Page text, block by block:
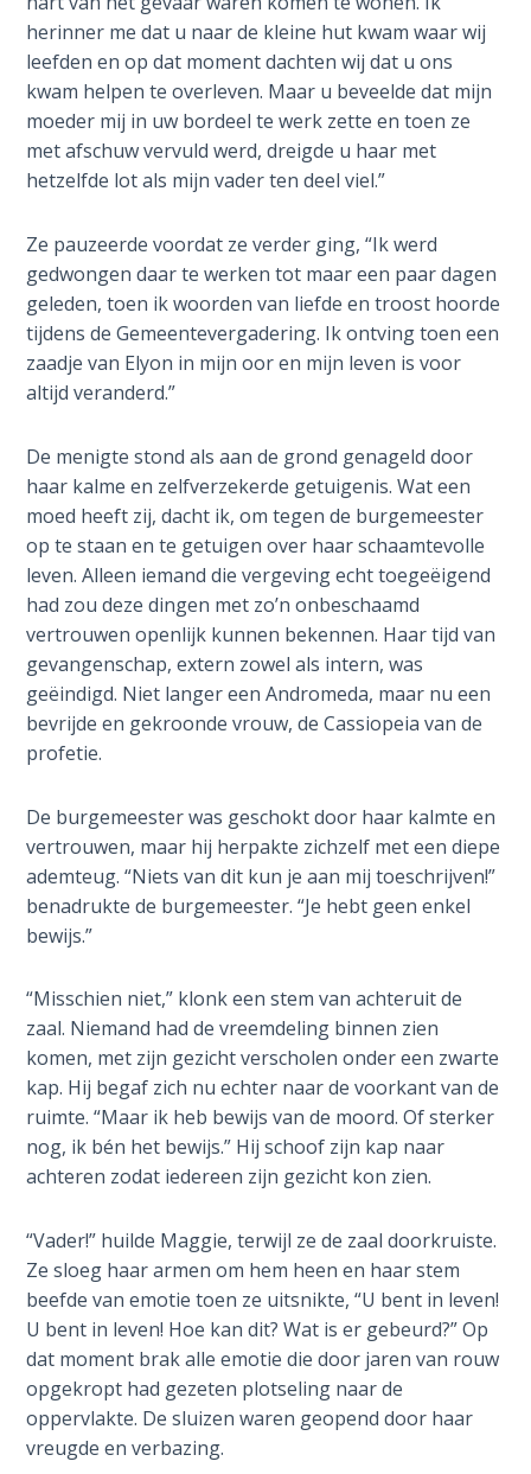
the
Breaches
- Book 6
Dr. Luke:
Healing
the
- Book 7
Dr. Luke:
Healing
the
Breaches
- Book 8
The Gospel
of John:
Manifesting
God’s Glory
- Book 1
The Gospel
of John:
Manifesting
God’s Glory
- Book 2
of John:
Manifesting
God’s Glory
- Book 3
of John:
Manifesting
God’s Glory
- Book 4
The Gospel
of John:
Manifesting
- Book 5
Paul’s
Epistle
To the
Saints
in
Rome
Book
herinner me dat u naar de kleine hut kwam waar wij
leefden en op dat moment dachten wij dat u ons
kwam helpen te overleven. Maar u beveelde dat mijn
moeder mij in uw bordeel te werk zette en toen ze
met afschuw vervuld werd, dreigde u haar met
hetzelfde lot als mijn vader ten deel viel.”
Ze pauzeerde voordat ze verder ging, “Ik werd
gedwongen daar te werken tot maar een paar dagen
geleden, toen ik woorden van liefde en troost hoorde
tijdens de Gemeentevergadering. Ik ontving toen een
zaadje van Elyon in mijn oor en mijn leven is voor
altijd veranderd.”
De menigte stond als aan de grond genageld door
haar kalme en zelfverzekerde getuigenis. Wat een
moed heeft zij, dacht ik, om tegen de burgemeester
op te staan en te getuigen over haar schaamtevolle
leven. Alleen iemand die vergeving echt toegeëigend
had zou deze dingen met zo’n onbeschaamd
vertrouwen openlijk kunnen bekennen. Haar tijd van
gevangenschap, extern zowel als intern, was
geëindigd. Niet langer een Andromeda, maar nu een
bevrijde en gekroonde vrouw, de Cassiopeia van de
profetie.
De burgemeester was geschokt door haar kalmte en
vertrouwen, maar hij herpakte zichzelf met een diepe
ademteug. “Niets van dit kun je aan mij toeschrijven!”
benadrukte de burgemeester. “Je hebt geen enkel
bewijs.”
“Misschien niet,” klonk een stem van achteruit de
zaal. Niemand had de vreemdeling binnen zien
komen, met zijn gezicht verscholen onder een zwarte
kap. Hij begaf zich nu echter naar de voorkant van de
ruimte. “Maar ik heb bewijs van de moord. Of sterker
nog, ik bén het bewijs.” Hij schoof zijn kap naar
achteren zodat iedereen zijn gezicht kon zien.
“Vader!” huilde Maggie, terwijl ze de zaal doorkruiste.
Ze sloeg haar armen om hem heen en haar stem
beefde van emotie toen ze uitsnikte, “U bent in leven!
U bent in leven! Hoe kan dit? Wat is er gebeurd?” Op
dat moment brak alle emotie die door jaren van rouw
opgekropt had gezeten plotseling naar de
oppervlakte. De sluizen waren geopend door haar
vreugde en verbazing.